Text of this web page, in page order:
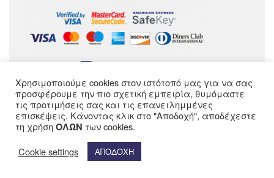
ΑΚΟΛΟΥΘΗΣΕ ΜΑΣ
© SPEEDMOTOPARTS 2020
Χρησιμοποιούμε cookies στον ιστότοπό μας για να σας
προσφέρουμε την πιο σχετική εμπειρία, θυμόμαστε
τις προτιμήσεις σας και τις επανειλημμένες
επισκέψεις. Κάνοντας κλικ στο "Αποδοχή", αποδέχεστε
τη χρήσηΟΛΩΝ των cookies.
Cookie settings
ΑΠΟΔΟΧΗ